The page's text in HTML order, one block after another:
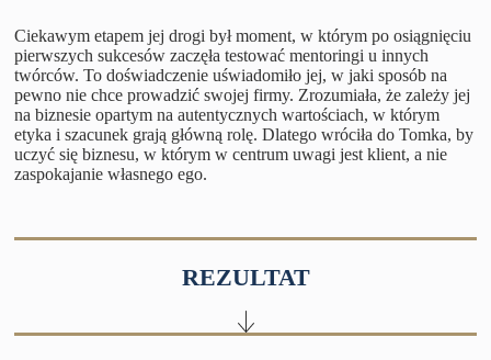
Ciekawym etapem jej drogi był moment, w którym po osiągnięciu
pierwszych sukcesów zaczęła testować mentoringi u innych
twórców. To doświadczenie uświadomiło jej, w jaki sposób na
pewno nie chce prowadzić swojej firmy. Zrozumiała, że zależy jej
na biznesie opartym na autentycznych wartościach, w którym
etyka i szacunek grają główną rolę. Dlatego wróciła do Tomka, by
uczyć się biznesu, w którym w centrum uwagi jest klient, a nie
zaspokajanie własnego ego.
REZULTAT